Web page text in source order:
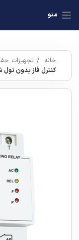
منو
خانه تجهیزات
کنترل فاز بدون نول